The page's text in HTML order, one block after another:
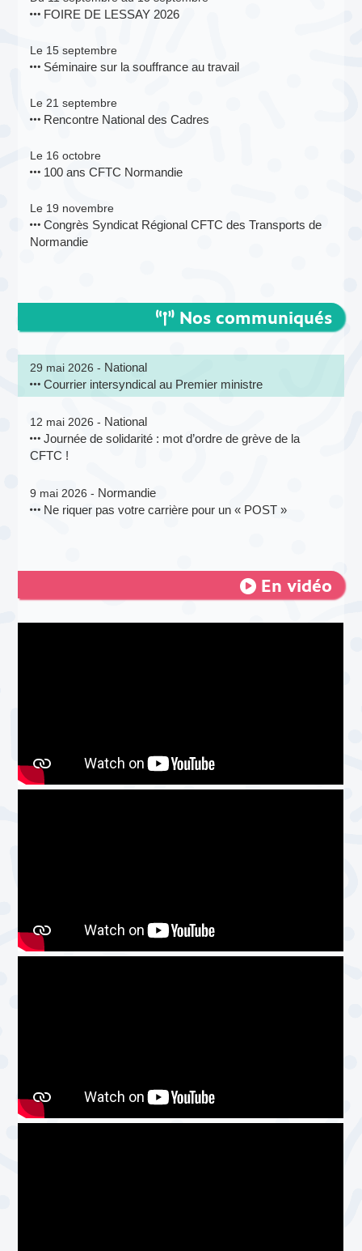
FOIRE DE LESSAY 2026
Le 15 septembre
Séminaire sur la souffrance au travail
Le 21 septembre
Rencontre National des Cadres
Le 16 octobre
100 ans CFTC Normandie
Le 19 novembre
Congrès Syndicat Régional CFTC des Transports de
Normandie
Nos communiqués
29 mai 2026 - National
Courrier intersyndical au Premier ministre
12 mai 2026 - National
Journée de solidarité : mot d’ordre de grève de la
CFTC !
9 mai 2026 - Normandie
Ne riquer pas votre carrière pour un « POST »
En vidéo